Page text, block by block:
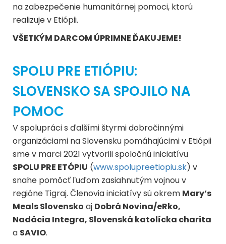
na zabezpečenie humanitárnej pomoci, ktorú
realizuje v Etiópii.
VŠETKÝM DARCOM ÚPRIMNE ĎAKUJEME!
SPOLU PRE ETIÓPIU:
SLOVENSKO SA SPOJILO NA
POMOC
V spolupráci s ďalšími štyrmi dobročinnými
organizáciami na Slovensku pomáhajúcimi v Etiópii
sme v marci 2021 vytvorili spoločnú iniciatívu
SPOLU PRE ETÓPIU (www.spolupreetiopiu.sk) v
snahe pomôcť ľuďom zasiahnutým vojnou v
regióne Tigraj. Členovia iniciatívy sú okrem Mary’s
Meals Slovensko aj Dobrá Novina/eRko,
Nadácia Integra, Slovenská katolícka charita
a SAVIO.